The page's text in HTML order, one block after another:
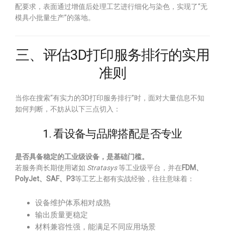
配要求，表面通过增值后处理工艺进行细化与染色，实现了“无
模具小批量生产”的落地。
三、评估3D打印服务排行的实用
准则
当你在搜索“有实力的3D打印服务排行”时，面对大量信息不知
如何判断，不妨从以下三点切入：
1. 看设备与品牌搭配是否专业
是否具备稳定的工业级设备，是基础门槛。
若服务商长期使用诸如 Stratasys等工业级平台，并在FDM、
PolyJet、SAF、P3等工艺上都有实战经验，往往意味着：
设备维护体系相对成熟
输出质量更稳定
材料兼容性强，能满足不同应用场景